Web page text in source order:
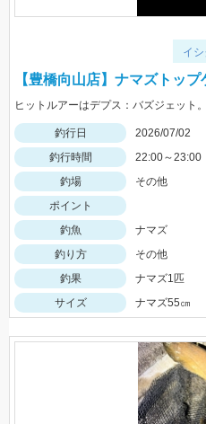
イ
【豊橋向山店】ナマズトップ
釣行日
2026/07/02
釣行時間
22:00～23:00
釣場
その他
ポイント
釣魚
ナマズ
釣り方
その他
釣果
ナマズ1匹
サイズ
ナマズ55㎝